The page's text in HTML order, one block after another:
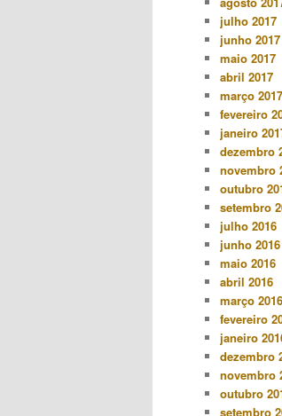
julho 2017
junho 2017
maio 2017
abril 2017
março 2017
fevereiro
janeiro
dezembro
novembro
outubro
setembro
julho 2016
junho 2016
maio 2016
abril 2016
março 2016
fevereiro
janeiro
dezembro
novembro
outubro
setembro